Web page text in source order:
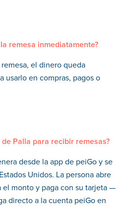
remesa inmediatamente?
el dinero queda
usarlo en compras, pagos o
Palla para recibir remesas?
desde la app de peiGo y se
Unidos. La persona abre
el monto y paga con su tarjeta —
directo a la cuenta peiGo en